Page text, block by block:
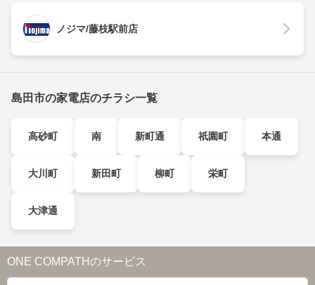
ノジマ/藤枝駅前店
島田市の家電店のチラシ一覧
高砂町 南 新町通 祇園町 本通
大川町 新田町 柳町 栄町
大津通
ONE COMPATHのサービス